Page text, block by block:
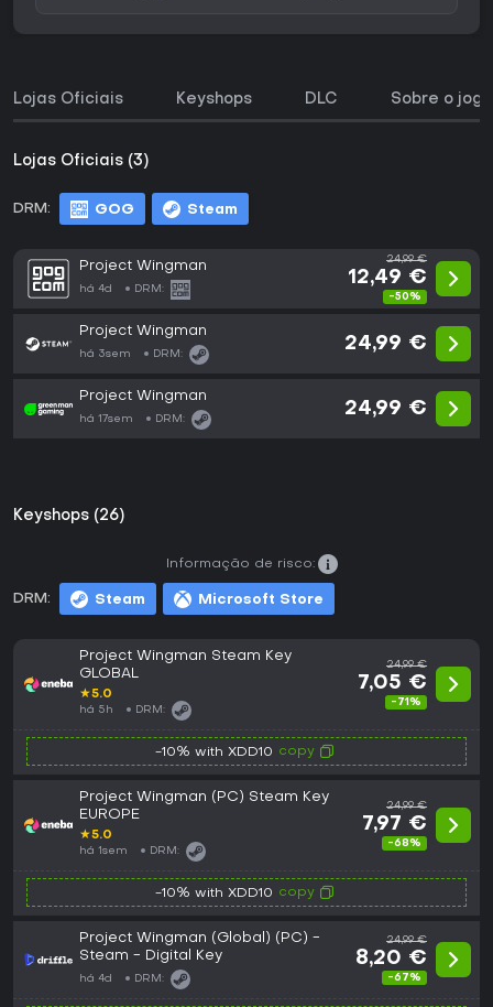
Lojas Oficiais Keyshops DLC Sobre o jogo
Lojas Oficiais (3)
DRM: GOG Steam
Project Wingman
há 4d DRM:
24,99 €
12,49 €
-50%
Project Wingman
há 3sem DRM:
24,99 €
Project Wingman
há 17sem DRM:
24,99 €
Keyshops (26)
DRM: Steam Microsoft Store
Informação de risco:
Project Wingman Steam Key
GLOBAL
★5.0
há 5h DRM:
24,99 €
7,05 €
-71%
-10% with XDD10 copy
Project Wingman (PC) Steam Key
EUROPE
★5.0
há 1sem DRM:
24,99 €
7,97 €
-68%
-10% with XDD10 copy
Project Wingman (Global) (PC) -
Steam - Digital Key
há 4d DRM:
24,99 €
8,20 €
-67%